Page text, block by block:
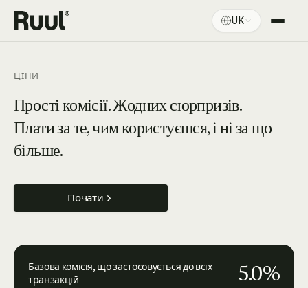
Головна Ruul UK
Ціни
Ресурси
ЦІНИ
Прості комісії. Жодних сюрпризів.
Плати за те, чим користуєшся, і ні за що
більше.
Почати
Базова комісія, що застосовується до всіх
транзакцій
5.0%